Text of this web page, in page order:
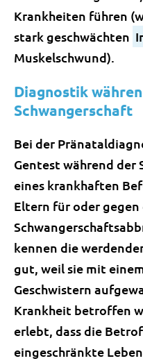
Krankheiten führen
stark geschwächten
Muskelschwund).
Diagnostik
Schwangerschaft
Bei der
Gentest während der
eines krankhaften
Eltern für oder gegen
kennen die
gut, weil sie mit
Geschwistern
Krankheit betroffen
erlebt, dass die
eingeschränkte